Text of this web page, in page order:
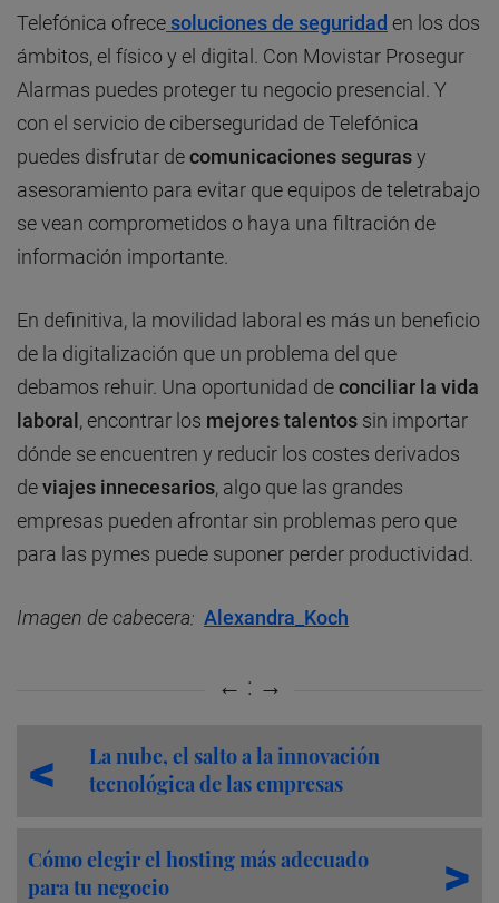
Telefónica ofrecesoluciones de seguridad en los dos
ámbitos, el físico y el digital. Con Movistar Prosegur
Alarmas puedes proteger tu negocio presencial. Y
con el servicio de ciberseguridad de Telefónica
puedes disfrutar decomunicaciones segurasy
asesoramiento para evitar que equipos de teletrabajo
se vean comprometidos o haya una filtración de
información importante.
En definitiva, la movilidad laboral es más un beneficio
de la digitalización que un problema del que
debamos rehuir. Una oportunidad deconciliar la vida
laboral , encontrar los mejores talentos sin importar
dónde se encuentren y reducir los costes derivados
deviajes innecesarios, algo que las grandes
empresas pueden afrontar sin problemas pero que
para las pymes puede suponer perder productividad.
Imagen de cabecera: Alexandra_Koch
La nube, el salto a la innovación
tecnológica de las empresas
Cómo elegir el hosting más adecuado
para tu negocio